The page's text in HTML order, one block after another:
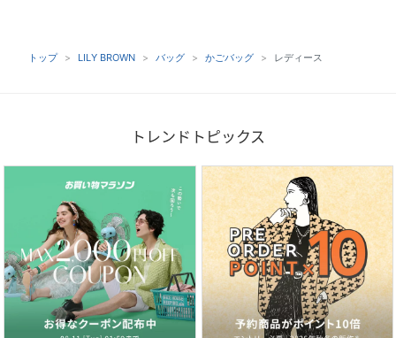
トップ LILY BROWN バッグ かごバッグ レディース
トレンドトピックス